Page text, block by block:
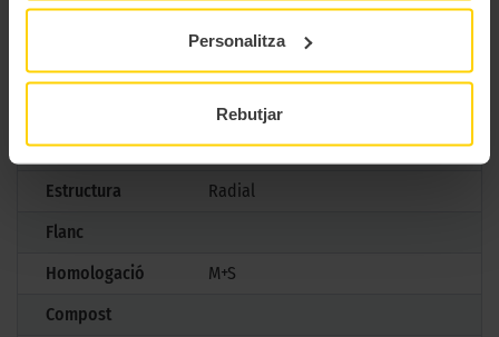
Personalitza
Rebutjar
Tipus
25 Off Road
Normativa
TL
Estructura
Radial
Flanc
Homologació
M+S
Compost